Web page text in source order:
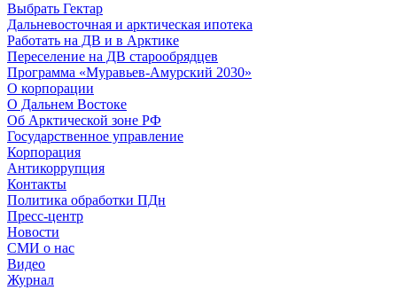
Выбрать Гектар
Дальневосточная и арктическая ипотека
Работать на ДВ и в Арктике
Переселение на ДВ старообрядцев
Программа «Муравьев-Амурский 2030»
О корпорации
О Дальнем Востоке
Об Арктической зоне РФ
Государственное управление
Корпорация
Антикоррупция
Контакты
Политика обработки ПДн
Пресс-центр
Новости
СМИ о нас
Видео
Журнал